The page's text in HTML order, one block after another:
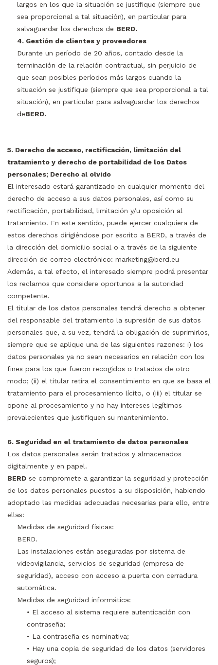
largos en los que la situación se justifique (siempre que
sea proporcional a tal situación), en particular para
salvaguardar los derechos de BERD.
4. Gestión de clientes y proveedores
Durante un período de 20 años, contado desde la
terminación de la relación contractual, sin perjuicio de
que sean posibles períodos más largos cuando la
situación se justifique (siempre que sea proporcional a tal
situación), en particular para salvaguardar los derechos
deBERD.
5. Derecho de acceso, rectificación, limitación del
tratamiento y derecho de portabilidad de los Datos
personales; Derecho al olvido
El interesado estará garantizado en cualquier momento del
derecho de acceso a sus datos personales, así como su
rectificación, portabilidad, limitación y/u oposición al
tratamiento. En este sentido, puede ejercer cualquiera de
estos derechos dirigiéndose por escrito a BERD, a través de
la dirección del domicilio social o a través de la siguiente
dirección de correo electrónico: marketing@berd.eu
Además, a tal efecto, el interesado siempre podrá presentar
los reclamos que considere oportunos a la autoridad
competente.
El titular de los datos personales tendrá derecho a obtener
del responsable del tratamiento la supresión de sus datos
personales que, a su vez, tendrá la obligación de suprimirlos,
siempre que se aplique una de las siguientes razones: i) los
datos personales ya no sean necesarios en relación con los
fines para los que fueron recogidos o tratados de otro
modo; (ii) el titular retira el consentimiento en que se basa el
tratamiento para el procesamiento lícito, o (iii) el titular se
opone al procesamiento y no hay intereses legítimos
prevalecientes que justifiquen su mantenimiento.
6. Seguridad en el tratamiento de datos personales
Los datos personales serán tratados y almacenados
digitalmente y en papel.
BERD se compromete a garantizar la seguridad y protección
de los datos personales puestos a su disposición, habiendo
adoptado las medidas adecuadas necesarias para ello, entre
ellas:
Medidas de seguridad físicas:
BERD.
Las instalaciones están aseguradas por sistema de
videovigilancia, servicios de seguridad (empresa de
seguridad), acceso con acceso a puerta con cerradura
automática.
Medidas de seguridad informática:
• El acceso al sistema requiere autenticación con
contraseña;
• La contraseña es nominativa;
• Hay una copia de seguridad de los datos (servidores
seguros);